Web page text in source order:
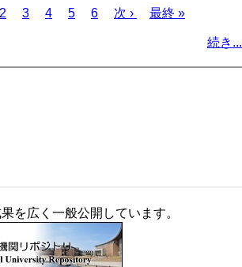
ペ
2
ペ
3
ペ
4
ペ
5
ペ
6
次
次 ›
最
最終 »
続き...
を広く一般公開しています。